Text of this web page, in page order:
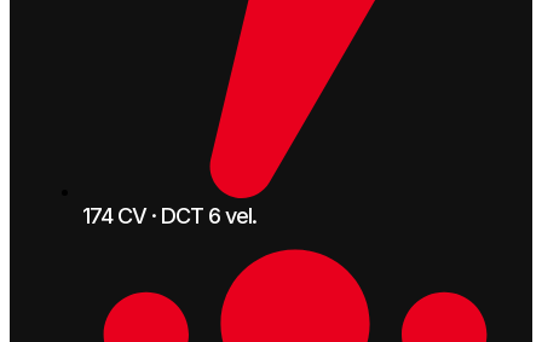
174 CV · DCT 6 vel.